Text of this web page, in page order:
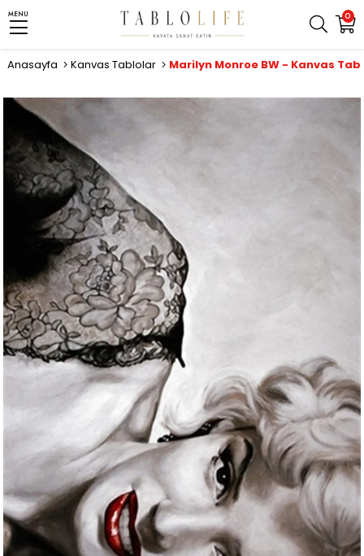
0
MENU
Anasayfa Kanvas Tablolar Marilyn Monroe BW - Kanvas